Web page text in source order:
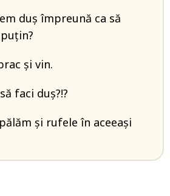
duș împreună ca să
și vin.
faci duș?!?
și rufele în aceeași